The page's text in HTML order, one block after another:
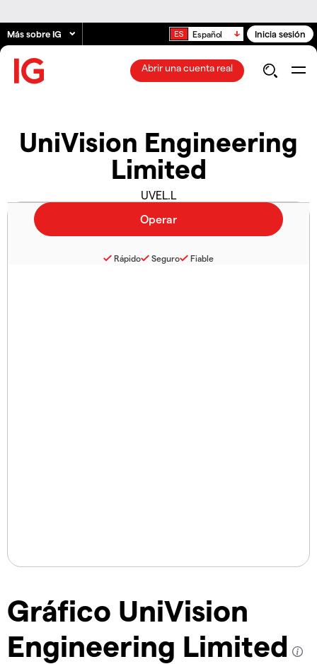
Más sobre IG Español Inicia sesión
Abrir una cuenta real
UniVision Engineering
Limited
UVEL.L
Gráfico UniVision
Engineering Limited
Rápido Seguro Fiable